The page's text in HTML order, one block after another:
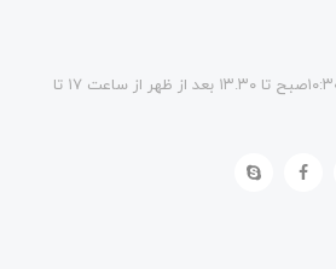
شنبه تا پنجشنبه، از ساعت ۱۰:۳۰صبح تا ۱۳.۳۰ بعد از ظهر از ساعت ۱۷ تا